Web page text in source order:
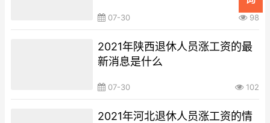
07-30 98
2021年陕西退休人员涨工资的最
新消息是什么
07-30 102
2021年河北退休人员涨工资的情